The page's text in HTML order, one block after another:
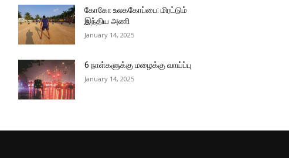
கோகோ உலககோப்பை: மிரட்டும்
இந்திய அணி
January 14, 2025
6 நாள்களுக்கு மழைக்கு வாய்ப்பு
January 14, 2025